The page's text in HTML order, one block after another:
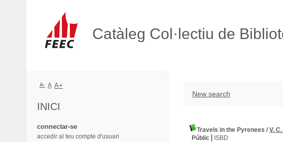
Catàleg Col·lectiu de
New search
Travels in the Pyrenees / V.
Públic
ISBD
A- A A+
INICI
connectar-se
accedir al teu compte d'usuari